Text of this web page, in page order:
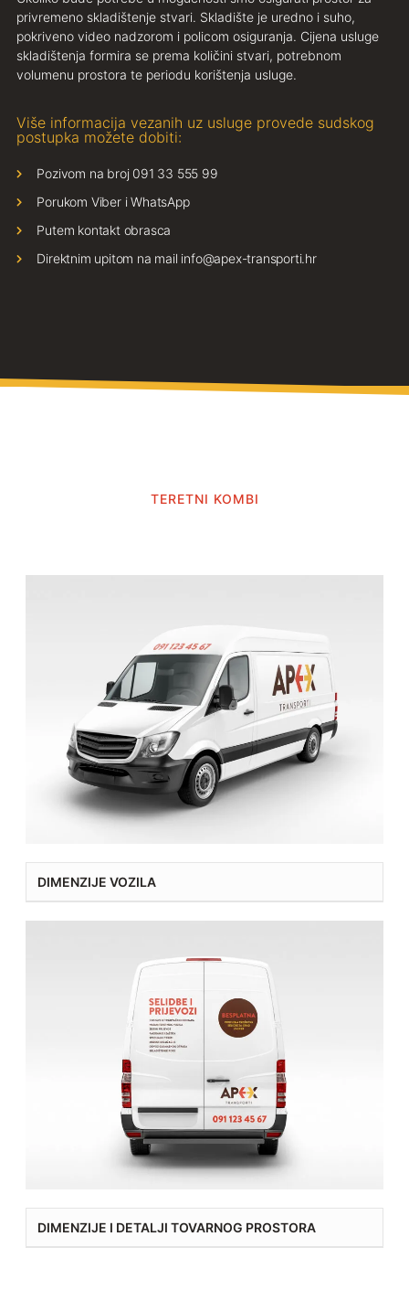
privremeno skladištenje stvari. Skladište je uredno i suho,
pokriveno video nadzorom i policom osiguranja. Cijena usluge
skladištenja formira se prema količini stvari, potrebnom
volumenu prostora te periodu korištenja usluge.
Više informacija vezanih uz usluge provede sudskog
postupka možete dobiti:
Pozivom na broj 091 33 555 99
Porukom Viber i WhatsApp
Putem kontakt obrasca
Direktnim upitom na mail info@apex-transporti.hr
TERETNI KOMBI
DIMENZIJE VOZILA
DIMENZIJE I DETALJI TOVARNOG PROSTORA